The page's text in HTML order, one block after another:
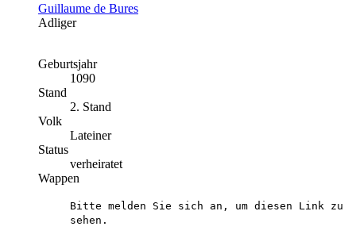
Guillaume de Bures
Adliger
Geburtsjahr
1090
Stand
2. Stand
Volk
Lateiner
Status
verheiratet
Wappen
Bitte melden Sie sich an, um diesen Link zu
sehen.